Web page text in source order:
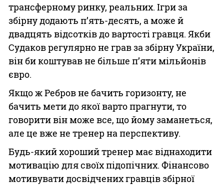
трансферному ринку, реальних. Ігри за
збірну додають п’ять-десять, а може й
двадцять відсотків до вартості гравця. Якби
Судаков регулярно не грав за збірну України,
він би коштував не більше п’яти мільйонів
євро.
Якщо ж Ребров не бачить горизонту, не
бачить мети до якої варто прагнути, то
говорити він може все, що йому заманеться,
але це вже не тренер на перспективу.
Будь-який хороший тренер має віднаходити
мотивацію для своїх підопічних. Фінансово
мотивувати досвідчених гравців збірної